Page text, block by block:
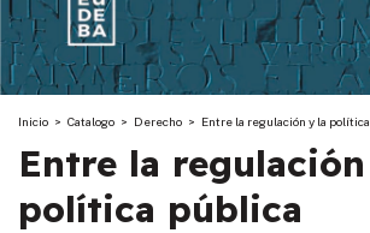
Inicio > Catalogo > Derecho > Entre la regulación y la
Entre la
política pública